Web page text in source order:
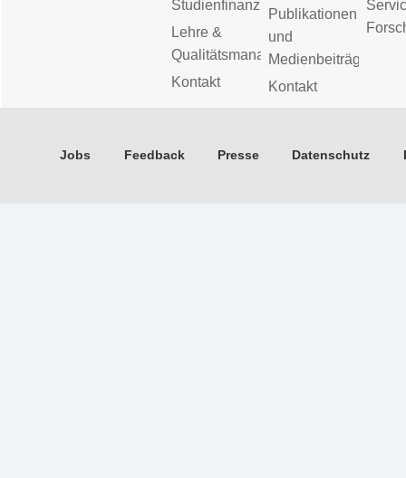
Studienfinanzierung
Lehre &
Qualitätsmanagement
Kontakt
Publikationen
und
Medienbeiträge
Kontakt
Jobs Feedback Presse Datenschutz